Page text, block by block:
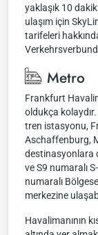
yaklaşık 10
ulaşım için
tarifeleri
Metro
Frankfurt
oldukça
tren istasyonu,
Aschaffenburg,
destinasyonlara
ve S9 numaralı
numaralı
merkezine
Havalimanının